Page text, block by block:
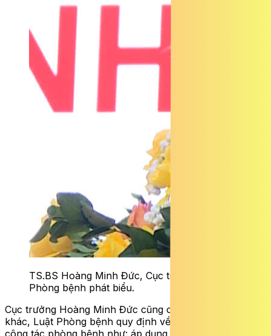
TS.BS Hoàng Minh Đức, Cục trưởng Cục
Phòng bệnh phát biểu.
Cục trưởng Hoàng Minh Đức cũng cho biết thêm, mặt
khác, Luật Phòng bệnh quy định về ưu đãi nhân lực làm
công tác phòng bệnh như: áp dụng chính sách ưu đãi